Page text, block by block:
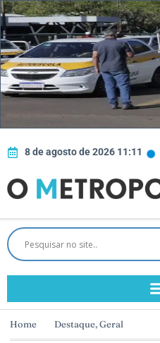
8 de agosto de 2026 11:11
Home Destaque,Geral